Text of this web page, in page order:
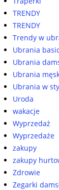
TRENDY
TRENDY
Trendy w
Ubrania
Ubrania
Ubrania
Ubrania w
Uroda
wakacje
Wyprzedaż
Wyprzedaże
zakupy
zakupy
Zdrowie
Zegarki